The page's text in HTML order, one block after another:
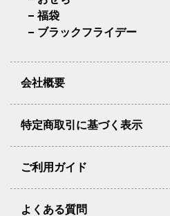
福袋
ブラックフライデー
会社概要
特定商取引に基づく表示
ご利用ガイド
よくある質問